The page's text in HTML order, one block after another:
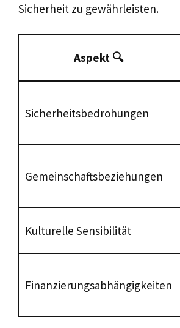
Sicherheit zu gewährleisten.
Aspekt 🔍
Sicherheitsbedrohungen
Gemeinschaftsbeziehungen
Kulturelle Sensibilität
Finanzierungsabhängigkeiten